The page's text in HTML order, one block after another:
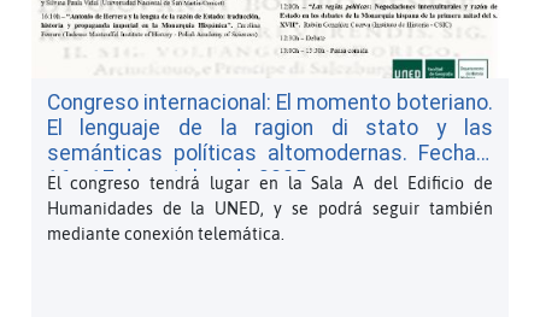
Congreso internacional: El momento boteriano.
El lenguaje de la ragion di stato y las
semánticas políticas altomodernas. Fechas:
16 y 17 de octubre de 2025
El congreso tendrá lugar en la Sala A del Edificio de
Humanidades de la UNED, y se podrá seguir también
mediante conexión telemática.